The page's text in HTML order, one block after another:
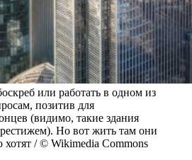
или работать в одном из
позитив для
(видимо, такие здания
Но вот жить там они
хотят / © Wikimedia Commons